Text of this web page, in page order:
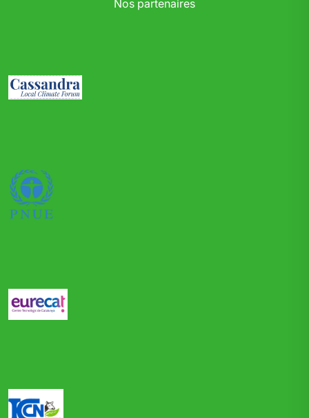
Nos partenaires